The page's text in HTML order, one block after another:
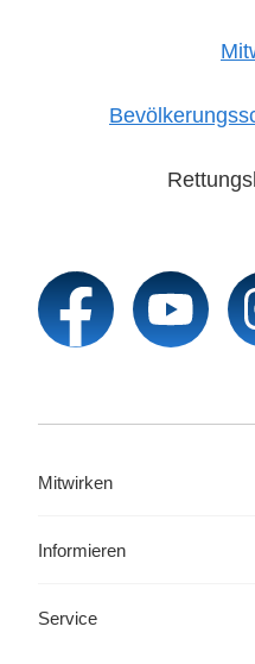
Mitwirken
Informieren
Service